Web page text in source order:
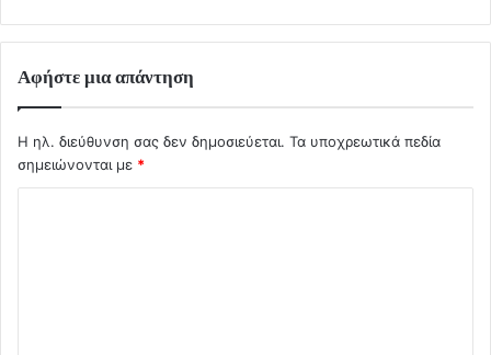
Αφήστε μια απάντηση
Η ηλ. διεύθυνση σας δεν δημοσιεύεται. Τα υποχρεωτικά πεδία
σημειώνονται με *